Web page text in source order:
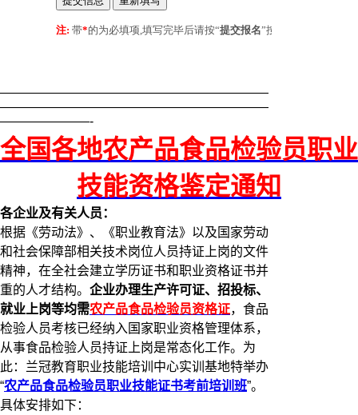
—————————————————————
—————————————————————
———————-
全国各地农产品食品检验员职业
技能资格鉴定通知
各企业及有关人员：
根据《劳动法》、《职业教育法》以及国家劳动
和社会保障部相关技术岗位人员持证上岗的文件
精神，在全社会建立学历证书和职业资格证书并
重的人才结构。 企业办理生产许可证、招投标、
就业上岗等均需农产品食品检验员资格证，食品
检验人员考核已经纳入国家职业资格管理体系，
从事食品检验人员持证上岗是常态化工作。为
此：兰冠教育职业技能培训中心实训基地特举办
“农产品食品检验员职业技能证书考前培训班”。
具体安排如下：